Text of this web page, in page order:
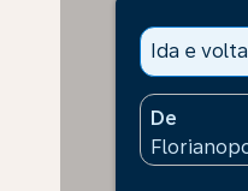
Ida e volta
De